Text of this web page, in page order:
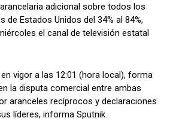
adicional sobre todos los
Estados Unidos del 34% al 84%,
el canal de televisión estatal
vigor a las 12:01 (hora local), forma
la disputa comercial entre ambas
aranceles recíprocos y declaraciones
líderes, informa Sputnik.